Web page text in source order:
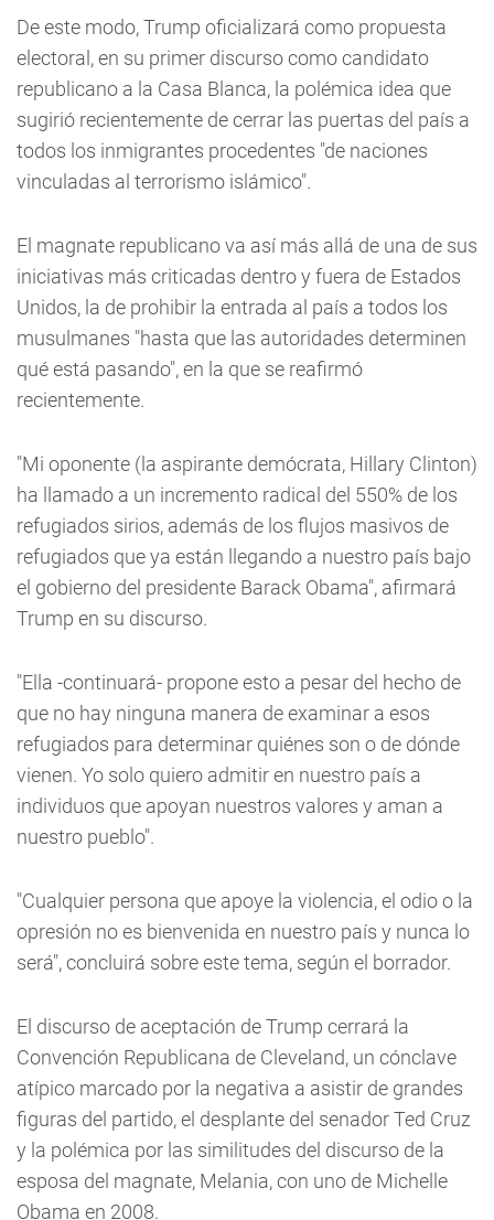
De este modo, Trump oficializará como propuesta
electoral, en su primer discurso como candidato
republicano a la Casa Blanca, la polémica idea que
sugirió recientemente de cerrar las puertas del país a
todos los inmigrantes procedentes "de naciones
vinculadas al terrorismo islámico".
El magnate republicano va así más allá de una de sus
iniciativas más criticadas dentro y fuera de Estados
Unidos, la de prohibir la entrada al país a todos los
musulmanes "hasta que las autoridades determinen
qué está pasando", en la que se reafirmó
recientemente.
"Mi oponente (la aspirante demócrata, Hillary Clinton)
ha llamado a un incremento radical del 550% de los
refugiados sirios, además de los flujos masivos de
refugiados que ya están llegando a nuestro país bajo
el gobierno del presidente Barack Obama", afirmará
Trump en su discurso.
"Ella -continuará- propone esto a pesar del hecho de
que no hay ninguna manera de examinar a esos
refugiados para determinar quiénes son o de dónde
vienen. Yo solo quiero admitir en nuestro país a
individuos que apoyan nuestros valores y aman a
nuestro pueblo".
"Cualquier persona que apoye la violencia, el odio o la
opresión no es bienvenida en nuestro país y nunca lo
será", concluirá sobre este tema, según el borrador.
El discurso de aceptación de Trump cerrará la
Convención Republicana de Cleveland, un cónclave
atípico marcado por la negativa a asistir de grandes
figuras del partido, el desplante del senador Ted Cruz
y la polémica por las similitudes del discurso de la
esposa del magnate, Melania, con uno de Michelle
Obama en 2008.